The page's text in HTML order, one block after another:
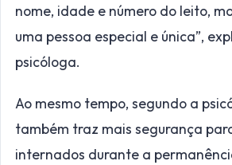
nome, idade e número do leito,
uma pessoa especial e única”,
psicóloga.
Ao mesmo tempo, segundo a
também traz mais segurança
internados durante a